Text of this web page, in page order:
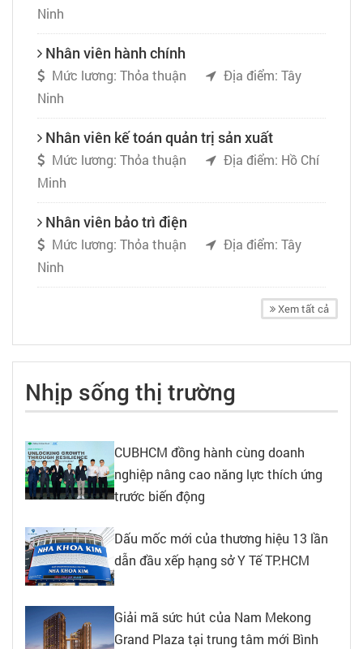
Ninh
Nhân viên hành chính
Mức lương: Thỏa thuận
Địa điểm: Tây
Ninh
Nhân viên kế toán quản trị sản xuất
Mức lương: Thỏa thuận
Địa điểm: Hồ Chí
Minh
Nhân viên bảo trì điện
Mức lương: Thỏa thuận
Địa điểm: Tây
Ninh
Xem tất cả
Nhịp sống thị trường
CUBHCM đồng hành cùng doanh
nghiệp nâng cao năng lực thích ứng
trước biến động
Dấu mốc mới của thương hiệu 13 lần
dẫn đầu xếp hạng sở Y Tế TP.HCM
Giải mã sức hút của Nam Mekong
Grand Plaza tại trung tâm mới Bình